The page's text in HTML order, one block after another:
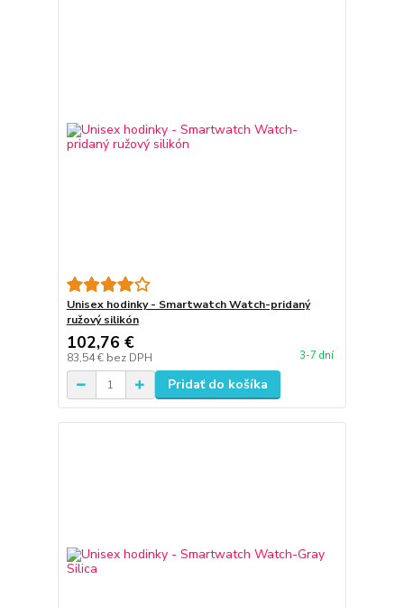
Unisex hodinky - Smartwatch Watch-pridaný
ružový silikón
102,76 €
83,54 € bez DPH 3-7 dní
Pridať do košíka